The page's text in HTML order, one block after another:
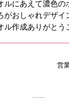
ルにあえて濃色の
がおしゃれデザイ
ル作成ありがとう
営